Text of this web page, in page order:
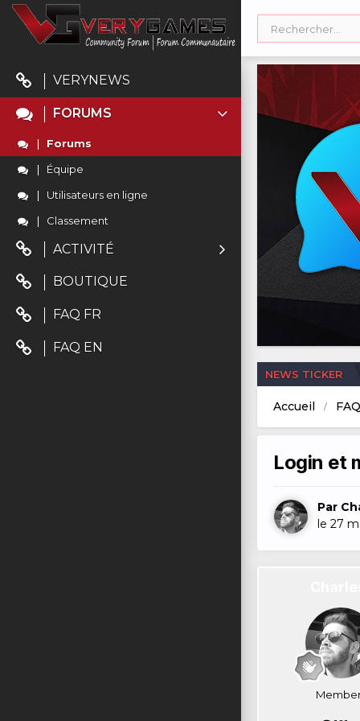
VERYNEWS
FORUMS
Forums
Équipe
Utilisateurs en ligne
Classement
ACTIVITÉ
BOUTIQUE
FAQ FR
FAQ EN
NEWS TICKER
Accueil
Login et
Par
le 27